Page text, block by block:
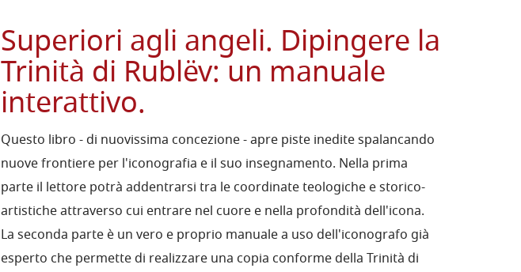
Superiori agli angeli. Dipingere la
Trinità di Rublëv: un manuale
interattivo.
Questo libro - di nuovissima concezione - apre piste inedite spalancando
nuove frontiere per l'iconografia e il suo insegnamento. Nella prima
parte il lettore potrà addentrarsi tra le coordinate teologiche e storico-
artistiche attraverso cui entrare nel cuore e nella profondità dell'icona.
La seconda parte è un vero e proprio manuale a uso dell'iconografo già
esperto che permette di realizzare una copia conforme della Trinità di